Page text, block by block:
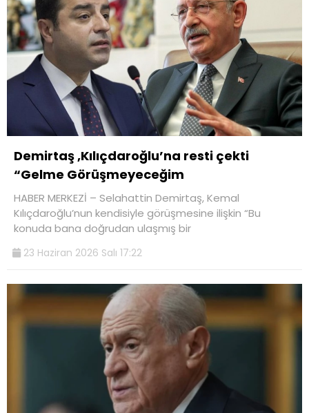
Demirtaş ,Kılıçdaroğlu’na resti çekti
“Gelme Görüşmeyeceğim
HABER MERKEZİ – Selahattin Demirtaş, Kemal
Kılıçdaroğlu’nun kendisiyle görüşmesine ilişkin “Bu
konuda bana doğrudan ulaşmış bir
23 Haziran 2026 Salı 17:22